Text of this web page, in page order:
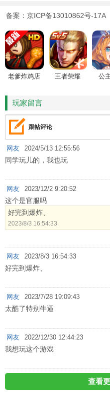
备案：京ICP备13010862号-17A
老爹炸鸡店
王者荣耀 公
玩家留言
跟帖评论
网友 2024/5/13 12:55:56
同学玩儿的，我也玩
网友 2023/12/2 9:20:52
这个是官服吗
好完到爆炸、
2023/8/3 16:54:33
网友 2023/8/3 16:54:33
好完到爆炸、
网友 2023/7/28 19:09:43
太酷了特别牛逼
网友 2022/12/30 12:44:23
我想玩这个游戏
查看